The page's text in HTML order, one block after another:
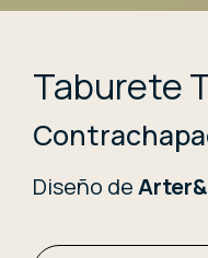
Taburete
Diseño de